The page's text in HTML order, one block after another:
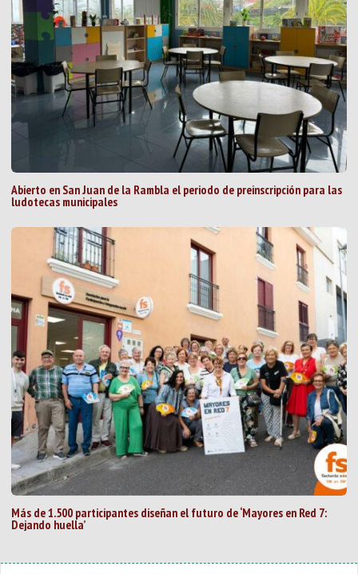
Abierto en San Juan de la Rambla el periodo de preinscripción para las
ludotecas municipales
Más de 1.500 participantes diseñan el futuro de ‘Mayores en Red 7:
Dejando huella’